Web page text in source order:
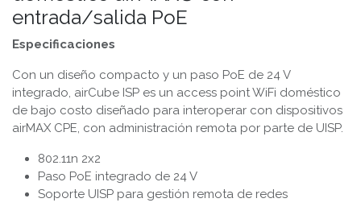
entrada/salida PoE
Especificaciones
Con un diseño compacto y un paso PoE de 24 V
integrado, airCube ISP es un access point WiFi doméstico
de bajo costo diseñado para interoperar con dispositivos
airMAX CPE, con administración remota por parte de UISP.
802.11n 2x2
Paso PoE integrado de 24 V
Soporte UISP para gestión remota de redes